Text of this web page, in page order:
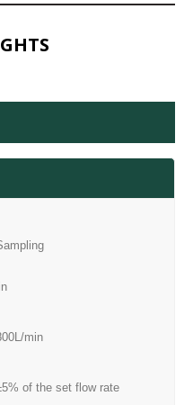
min
of the set flow rate